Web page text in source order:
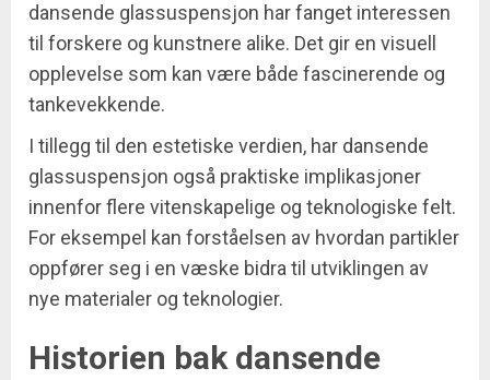
dansende glassuspensjon har fanget interessen
til forskere og kunstnere alike. Det gir en visuell
opplevelse som kan være både fascinerende og
tankevekkende.
I tillegg til den estetiske verdien, har dansende
glassuspensjon også praktiske implikasjoner
innenfor flere vitenskapelige og teknologiske felt.
For eksempel kan forståelsen av hvordan partikler
oppfører seg i en væske bidra til utviklingen av
nye materialer og teknologier.
Historien bak dansende